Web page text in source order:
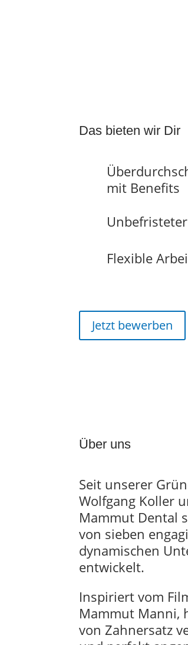
Das bieten wir Dir
mit Benefits
Flexible
Jetzt bewerben
Über uns
Seit unserer
Wolfgang Koller
Mammut Dental
von sieben
dynamischen
entwickelt.
Inspiriert vom
Mammut Manni,
von Zahnersatz